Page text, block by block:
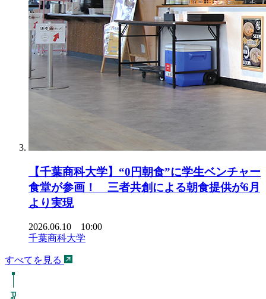
【千葉商科大学】“0円朝食”に学生ベンチャー
食堂が参画！ 三者共創による朝食提供が6月
より実現
2026.06.10 10:00
千葉商科大学
すべてを見る